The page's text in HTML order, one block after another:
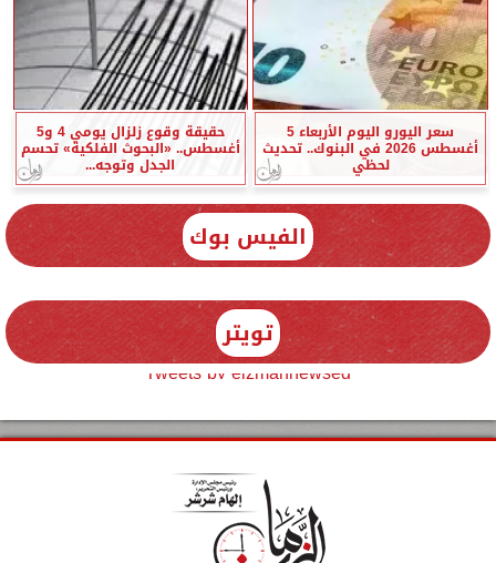
سعر اليورو اليوم الأربعاء 5
أغسطس 2026 في البنوك.. تحديث
لحظي
حقيقة وقوع زلزال يومي 4 و5
أغسطس.. «البحوث الفلكية» تحسم
الجدل وتوجه...
الفيس بوك
تويتر
Tweets by elzmannewseg